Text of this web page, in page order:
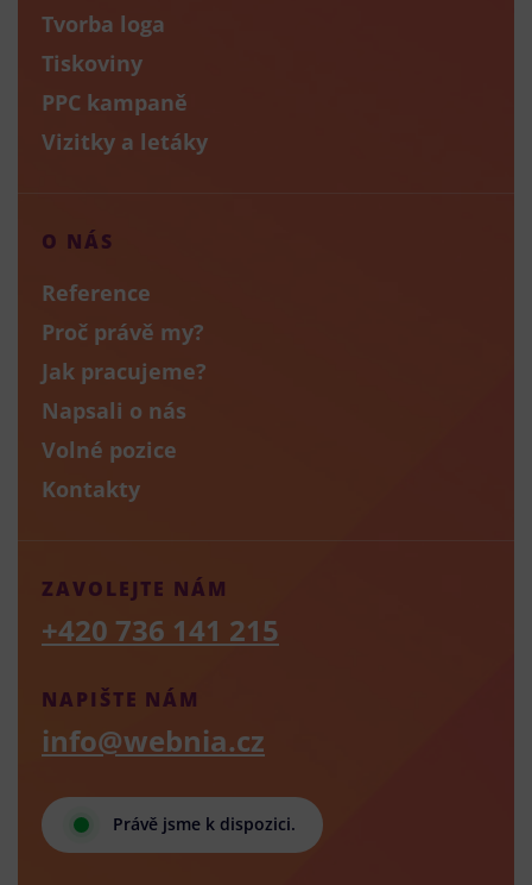
Tvorba loga
Tiskoviny
PPC kampaně
Vizitky a letáky
O NÁS
Reference
Proč právě my?
Jak pracujeme?
Napsali o nás
Volné pozice
Kontakty
Právě jsme k dispozici.
NAPIŠTE NÁM
info@webnia.cz
ZAVOLEJTE NÁM
+420 736 141 215